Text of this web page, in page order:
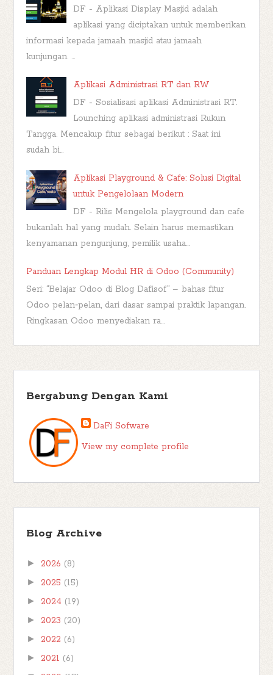
DF - Aplikasi Display Masjid adalah
aplikasi yang diciptakan untuk memberikan
informasi kepada jamaah masjid atau jamaah
kunjungan. ...
Aplikasi Administrasi RT dan RW
DF - Sosialisasi aplikasi Administrasi RT.
Lounching aplikasi administrasi Rukun
Tangga. Mencakup fitur sebagai berikut : Saat ini
sudah bi...
Aplikasi Playground & Cafe: Solusi Digital
untuk Pengelolaan Modern
DF - Rilis Mengelola playground dan cafe
bukanlah hal yang mudah. Selain harus memastikan
kenyamanan pengunjung, pemilik usaha...
Panduan Lengkap Modul HR di Odoo (Community)
Seri: “Belajar Odoo di Blog Dafisof” – bahas fitur
Odoo pelan‑pelan, dari dasar sampai praktik lapangan.
Ringkasan Odoo menyediakan ra...
Bergabung Dengan Kami
DaFi Sofware
View my complete profile
Blog Archive
► 2026 (8)
► 2025 (15)
► 2024 (19)
► 2023 (20)
► 2022 (6)
► 2021 (6)